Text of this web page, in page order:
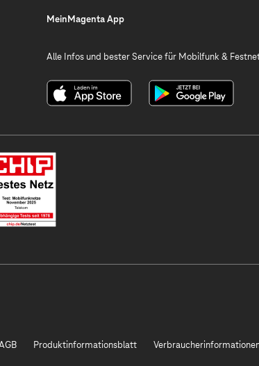
MeinMagenta App
Alle Infos und bester Service für Mobilfunk &
Produktinformationsblatt